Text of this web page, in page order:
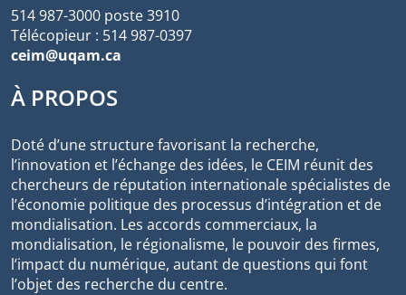
514 987-3000 poste 3910
Télécopieur : 514 987-0397
ceim@uqam.ca
À PROPOS
Doté d’une structure favorisant la recherche,
l’innovation et l’échange des idées, le CEIM réunit des
chercheurs de réputation internationale spécialistes de
l’économie politique des processus d’intégration et de
mondialisation. Les accords commerciaux, la
mondialisation, le régionalisme, le pouvoir des firmes,
l’impact du numérique, autant de questions qui font
l’objet des recherche du centre.